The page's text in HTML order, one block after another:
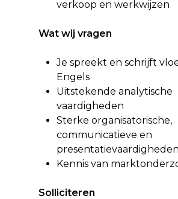
verkoop en werkwijzen
Wat wij vragen
Je spreekt en schrijft
Engels
Uitstekende analytische
vaardigheden
Sterke organisatorische,
communicatieve en
presentatievaardigheden
Kennis van
Solliciteren